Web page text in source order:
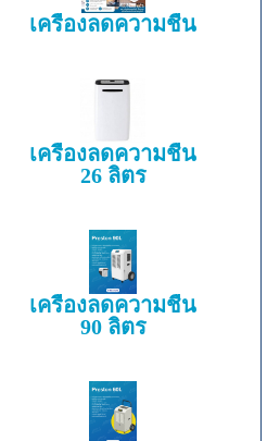
เครื่องลดความชื้น
เครื่องลดความชื้น
26 ลิตร
เครื่องลดความชื้น
90 ลิตร